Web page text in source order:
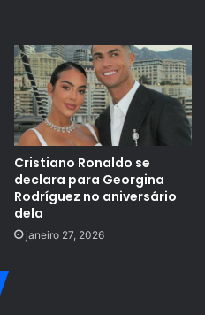
Cristiano Ronaldo se
declara para Georgina
Rodríguez no aniversário
dela
janeiro 27, 2026